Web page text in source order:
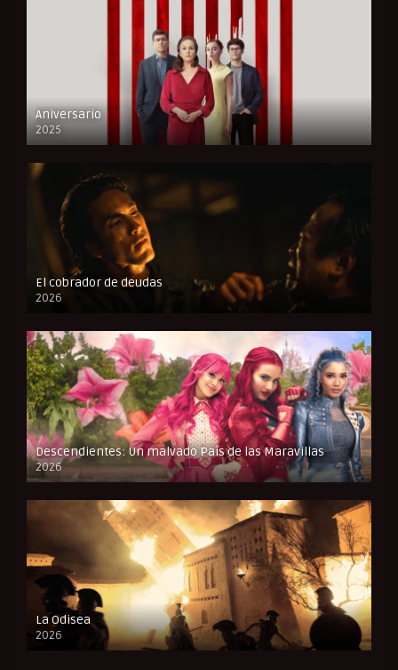
Aniversario
2025
FULL HD
El cobrador de deudas
2026
FULL HD
Descendientes: Un malvado País de las Maravillas
2026
FULL HD
La Odisea
2026
CAM